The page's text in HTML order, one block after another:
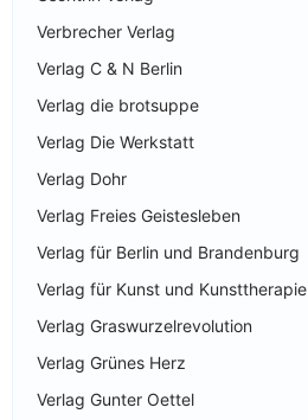
Verbrecher Verlag
Verlag C & N Berlin
Verlag die brotsuppe
Verlag Die Werkstatt
Verlag Dohr
Verlag Freies Geistesleben
Verlag für Berlin und Brandenburg
Verlag für Kunst und Kunsttherapie
Verlag Graswurzelrevolution
Verlag Grünes Herz
Verlag Gunter Oettel